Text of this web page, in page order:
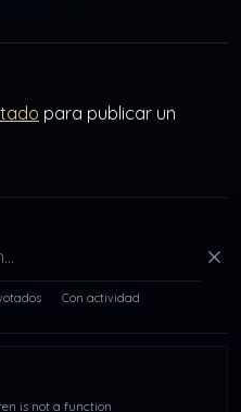
para publicar un
Con actividad
is not a function